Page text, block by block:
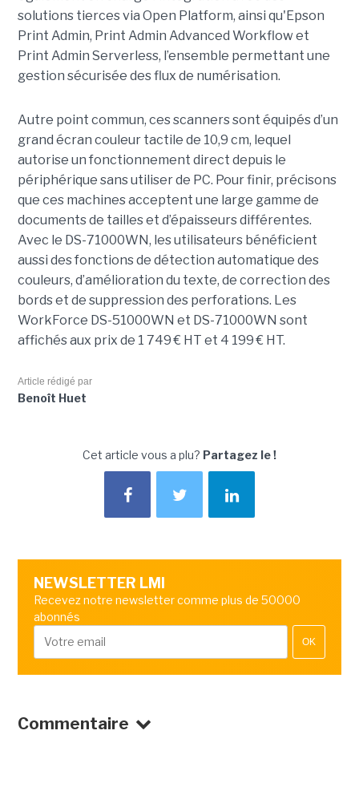
solutions tierces via Open Platform, ainsi qu'Epson
Print Admin, Print Admin Advanced Workflow et
Print Admin Serverless, l’ensemble permettant une
gestion sécurisée des flux de numérisation.
Autre point commun, ces scanners sont équipés d’un
grand écran couleur tactile de 10,9 cm, lequel
autorise un fonctionnement direct depuis le
périphérique sans utiliser de PC. Pour finir, précisons
que ces machines acceptent une large gamme de
documents de tailles et d’épaisseurs différentes.
Avec le DS-71000WN, les utilisateurs bénéficient
aussi des fonctions de détection automatique des
couleurs, d’amélioration du texte, de correction des
bords et de suppression des perforations. Les
WorkForce DS-51000WN et DS-71000WN sont
affichés aux prix de 1 749 € HT et 4 199 € HT.
Article rédigé par
Benoît Huet
Cet article vous a plu? Partagez le !
NEWSLETTER LMI
Recevez notre newsletter comme plus de 50000
abonnés
OK
Commentaire